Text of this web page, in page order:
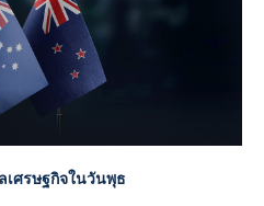
ศรษฐกิจในวันพุธ